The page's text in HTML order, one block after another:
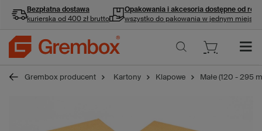
Bezpłatna dostawa
kurierska od 400 zł brutto
Opakowania i akcesoria dostępne od ręki
wszystko do pakowania w jednym miejscu
Grembox producent Kartony Klapowe Małe (120 - 295